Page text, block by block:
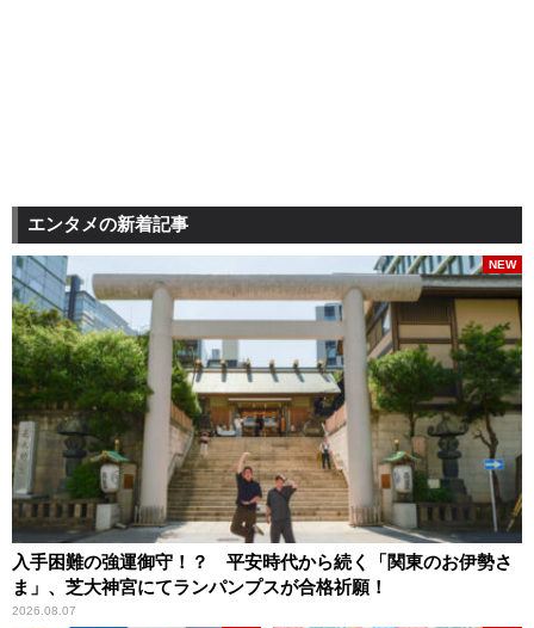
エンタメの新着記事
入手困難の強運御守！？ 平安時代から続く「関東のお伊勢さ
ま」、芝大神宮にてランパンプスが合格祈願！
2026.08.07
NEW